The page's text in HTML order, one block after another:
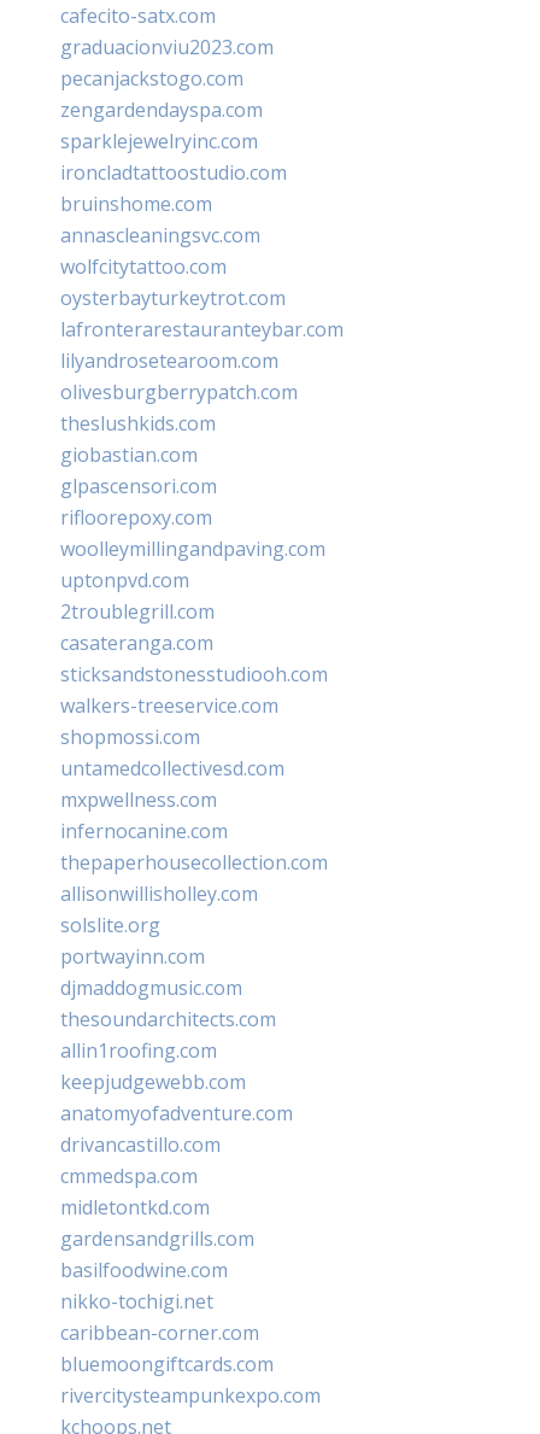
cafecito-satx.com
graduacionviu2023.com
pecanjackstogo.com
zengardendayspa.com
sparklejewelryinc.com
ironcladtattoostudio.com
bruinshome.com
annascleaningsvc.com
wolfcitytattoo.com
oysterbayturkeytrot.com
lafronterarestauranteybar.com
lilyandrosetearoom.com
olivesburgberrypatch.com
theslushkids.com
giobastian.com
glpascensori.com
rifloorepoxy.com
woolleymillingandpaving.com
uptonpvd.com
2troublegrill.com
casateranga.com
sticksandstonesstudiooh.com
walkers-treeservice.com
shopmossi.com
untamedcollectivesd.com
mxpwellness.com
infernocanine.com
thepaperhousecollection.com
allisonwillisholley.com
solslite.org
portwayinn.com
djmaddogmusic.com
thesoundarchitects.com
allin1roofing.com
keepjudgewebb.com
anatomyofadventure.com
drivancastillo.com
cmmedspa.com
midletontkd.com
gardensandgrills.com
basilfoodwine.com
nikko-tochigi.net
caribbean-corner.com
bluemoongiftcards.com
rivercitysteampunkexpo.com
kchoops.net